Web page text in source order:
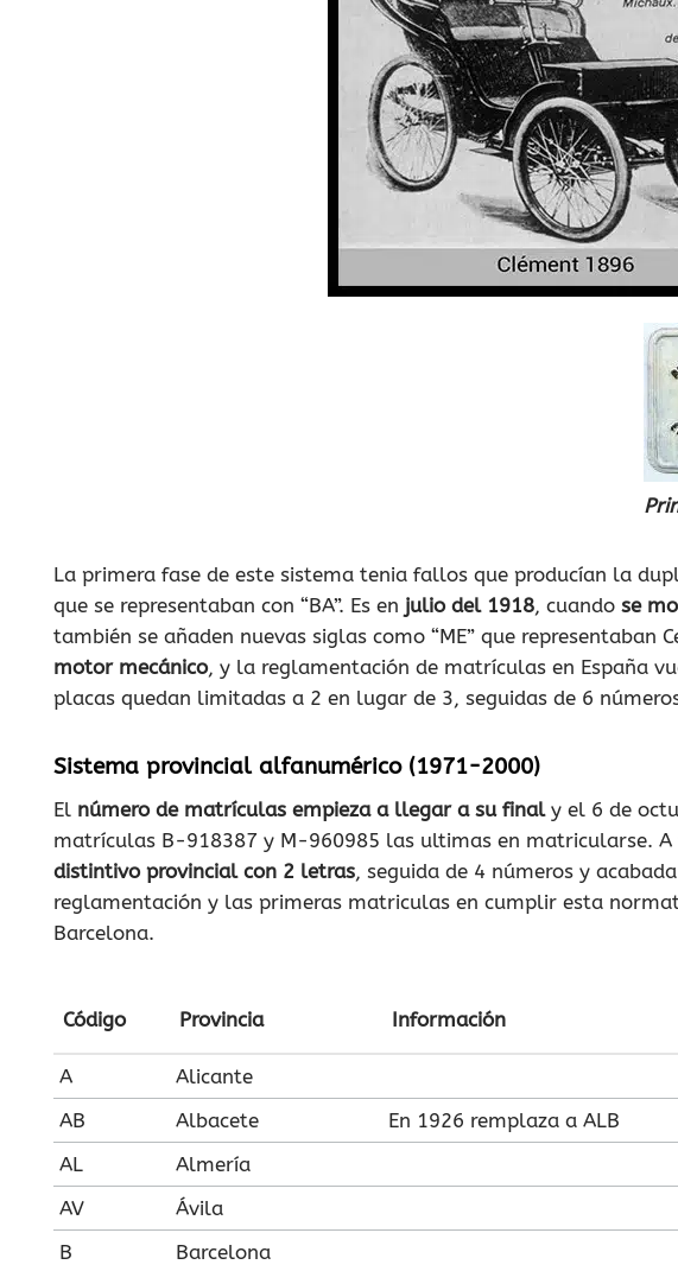
La primera fase de este sistema tenia fallos que producían la
que se representaban con “BA”. Es en julio del 1918, cuando se
también se añaden nuevas siglas como “ME” que
motor mecánico, y la reglamentación de matrículas en España
placas quedan limitadas a 2 en lugar de 3, seguidas de 6
Sistema provincial alfanumérico (1971-2000)
El número de matrículas empieza a llegar a su finaly el 6 de
matrículas B-918387 y M-960985 las ultimas en matricularse.
distintivo provincial con 2 letras, seguida de 4 números y
reglamentación y las primeras matriculas en cumplir esta
Barcelona.
Código Provincia Información
A
Alicante
AB
Albacete
En 1926 remplaza a ALB
AL
Almería
AV
Ávila
B
Barcelona